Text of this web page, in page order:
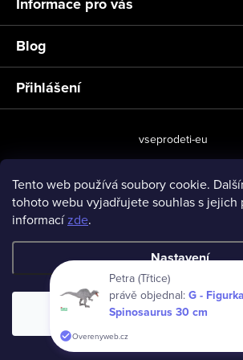
Tento web používá soubory cookie.
tohoto webu vyjadřujete souhlas s jejich
informacízde.
Nastavení
Souhlasím
Blog
Přihlášení
vseprodeti-eu
Copyright 2026www.vseprodeti.eu. Všechna
Petra (Třtice)
právě objednal:G -
Spinosaurus 30 cm
Overenyweb.cz